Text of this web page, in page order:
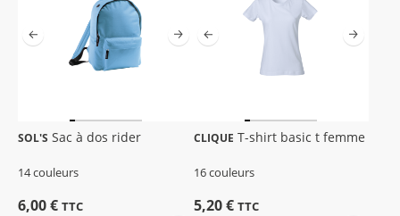
SOL'S Sac à dos rider
14 couleurs
6,00 € TTC
CLIQUE T-shirt basic t femme
16 couleurs
5,20 € TTC